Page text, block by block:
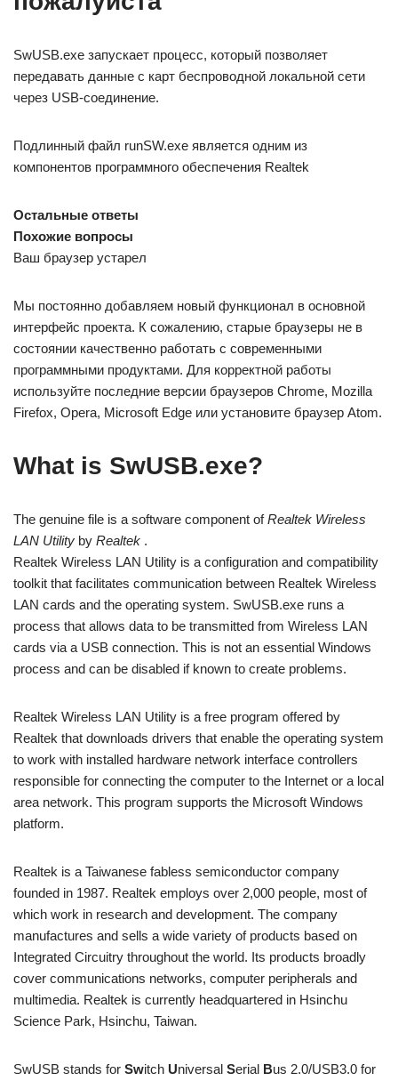
SwUSB.exe запускает процесс, который позволяет
передавать данные с карт беспроводной локальной сети
через USB-соединение.
Подлинный файл runSW.exe является одним из
компонентов программного обеспечения Realtek
Остальные ответы
Похожие вопросы
Ваш браузер устарел
Мы постоянно добавляем новый функционал в основной
интерфейс проекта. К сожалению, старые браузеры не в
состоянии качественно работать с современными
программными продуктами. Для корректной работы
используйте последние версии браузеров Chrome, Mozilla
Firefox, Opera, Microsoft Edge или установите браузер Atom.
What is SwUSB.exe?
The genuine file is a software component ofRealtek Wireless
LAN Utility by Realtek .
Realtek Wireless LAN Utility is a configuration and compatibility
toolkit that facilitates communication between Realtek Wireless
LAN cards and the operating system. SwUSB.exe runs a
process that allows data to be transmitted from Wireless LAN
cards via a USB connection. This is not an essential Windows
process and can be disabled if known to create problems.
Realtek Wireless LAN Utility is a free program offered by
Realtek that downloads drivers that enable the operating system
to work with installed hardware network interface controllers
responsible for connecting the computer to the Internet or a local
area network. This program supports the Microsoft Windows
platform.
Realtek is a Taiwanese fabless semiconductor company
founded in 1987. Realtek employs over 2,000 people, most of
which work in research and development. The company
manufactures and sells a wide variety of products based on
Integrated Circuitry throughout the world. Its products broadly
cover communications networks, computer peripherals and
multimedia. Realtek is currently headquartered in Hsinchu
Science Park, Hsinchu, Taiwan.
SwUSB stands for Switch Universal Serial Bus 2.0/USB3.0 for